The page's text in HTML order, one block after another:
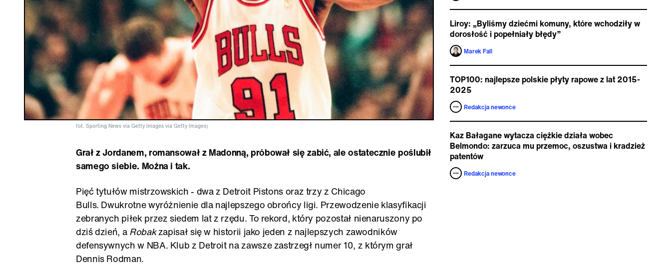
fot. Sporting News via Getty Images via Getty Images)
Grał z Jordanem, romansował z Madonną, próbował się zabić, ale ostatecznie poślubił
samego siebie. Można i tak.
Pięć tytułów mistrzowskich - dwa z Detroit Pistons oraz trzy z Chicago
Bulls. Dwukrotne wyróżnienie dla najlepszego obrońcy ligi. Przewodzenie klasyfikacji
zebranych piłek przez siedem lat z rzędu. To rekord, który pozostał nienaruszony po
dziś dzień, aRobakzapisał się w historii jako jeden z najlepszych zawodników
defensywnych w NBA. Klub z Detroit na zawsze zastrzegł numer 10, z którym grał
Dennis Rodman.
Liroy: „Byliśmy dziećmi komuny, które wchodziły w
dorosłość i popełniały błędy”
Marek Fall
TOP100: najlepsze polskie płyty rapowe z lat 2015-
2025
Redakcja newonce
Kaz Bałagane wytacza ciężkie działa wobec
Belmondo: zarzuca mu przemoc, oszustwa i kradzież
patentów
Redakcja newonce